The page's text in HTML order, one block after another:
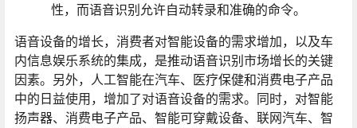
性，而语音识别允许自动转录和准确的命令。
语音设备的增长，消费者对智能设备的需求增加，以及车
内信息娱乐系统的集成，是推动语音识别市场增长的关键
因素。另外，人工智能在汽车、医疗保健和消费电子产品
中的日益使用，增加了对语音设备的需求。同时，对智能
扬声器、消费电子产品、智能可穿戴设备、联网汽车、智